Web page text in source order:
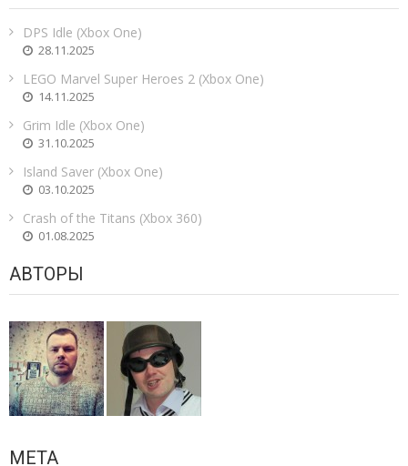
DPS Idle (Xbox One)
28.11.2025
LEGO Marvel Super Heroes 2 (Xbox One)
14.11.2025
Grim Idle (Xbox One)
31.10.2025
Island Saver (Xbox One)
03.10.2025
Crash of the Titans (Xbox 360)
01.08.2025
АВТОРЫ
МЕТА